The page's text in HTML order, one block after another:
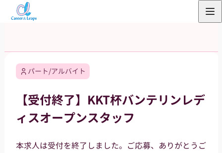
ス
パート/アルバイト
【受付終了】KKT杯バンテリンレデ
ィスオープンスタッフ
本求人は受付を終了しました。ご応募、ありがとうご